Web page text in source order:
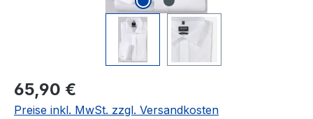
Regulärer Preis:
65,90 €
Preise inkl. MwSt. zzgl. Versandkosten